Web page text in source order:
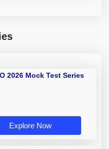
2026 Mock Test Series
Explore Now